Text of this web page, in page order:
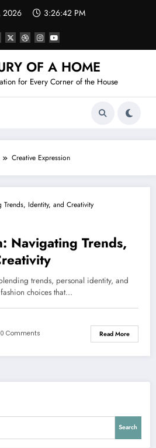
2026 3:26:42 PM
OF A HOME
for Every Corner of the House
Creative Expression
Navigating Trends,
trends, personal identity, and
choices that…
0 Comments Read More
Search